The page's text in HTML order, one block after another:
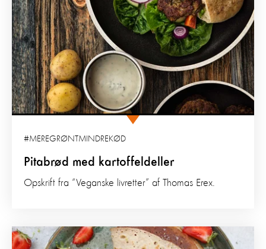
Pitabrød med kartoffeldeller
#MEREGRØNTMINDREKØD
Opskrift fra “Veganske livretter” af Thomas Erex.